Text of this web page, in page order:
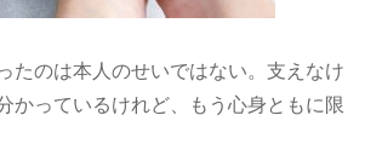
たのは本人のせいではない。支えなけ
かっているけれど、もう心身ともに限